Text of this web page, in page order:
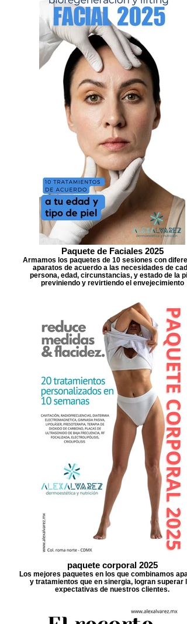
Paquete de Faciales 2025
Armamos los paquetes de 10 sesiones con
aparatos de acuerdo a las necesidades de
persona, edad, circunstancias, y estado de la
previniendo y revirtiendo el envejecimiento
paquete corporal 2025
Los mejores paquetes en los que combinamos
y tratamientos que en sinergia, logran superar
expectativas de nuestros clientes.